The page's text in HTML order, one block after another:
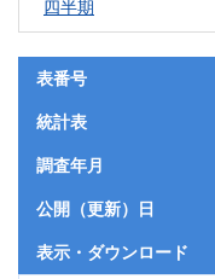
四半期
表番号
統計表
調査年月
公開（更新）日
表示・ダウンロード